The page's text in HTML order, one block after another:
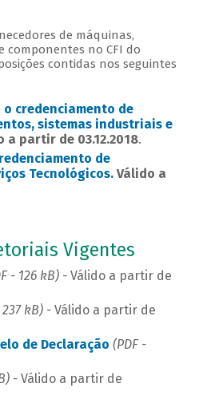
de máquinas,
componentes no CFI do
contidas nos seguintes
credenciamento de
sistemas industriais e
a partir de 03.12.2018.
de
Tecnológicos. Válido a
Vigentes
- 126 kB) - Válido a partir de
237 kB) - Válido a partir de
de Declaração (PDF -
- Válido a partir de